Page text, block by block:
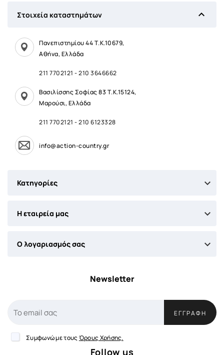
Στοιχεία καταστημάτων 
Πανεπιστημίου 44 Τ.Κ.10679,
Αθήνα, Ελλάδα
211 7702121 -210 3646662
Βασιλίσσης Σοφίας 83 Τ.Κ.15124,
Μαρούσι, Ελλάδα
211 7702121 -210 6123328
info@action-country.gr
Κατηγορίες 
Η εταιρεία μας 
Ο λογαριασμός σας 
Newsletter
ΕΓΓΡΑΦΉ
Συμφωνώ με τους Όρους Χρήσης.
Follow us